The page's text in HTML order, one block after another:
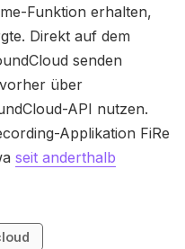
Funktion erhalten,
Direkt auf dem
senden
über
API nutzen.
Applikation FiRe
seit anderthalb